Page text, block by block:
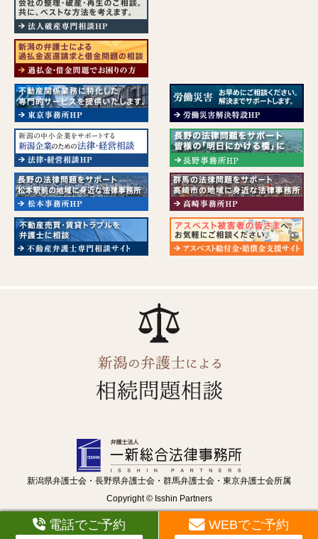
新潟県弁護士会・長野県弁護士会・群馬弁護士会・東京弁護士会所属
Copyright © Isshin Partners
電話でご予約 WEBでご予約